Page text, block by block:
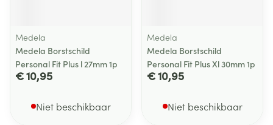
Medela
Medela Borstschild
Personal Fit Plus l 27mm 1p
€ 10,95
Niet beschikbaar
Medela
Medela Borstschild
Personal Fit Plus Xl 30mm 1p
€ 10,95
Niet beschikbaar